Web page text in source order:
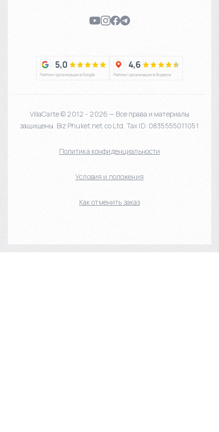
VillaCarte © 2012 - 2026 — Все права и материалы
защищены. Biz Phuket.net co Ltd. Tax ID: 0835555011051
Политика конфиденциальности
Условия и положения
Как отменить заказ